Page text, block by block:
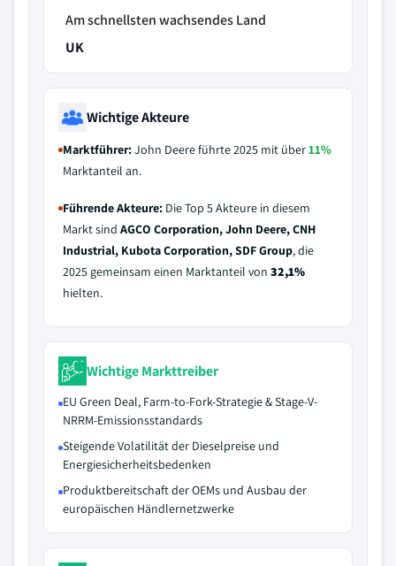
Am schnellsten wachsendes Land
UK
Wichtige Akteure
Marktführer:John Deere führte 2025 mit über11%
Marktanteil an.
Führende Akteure: Die Top 5 Akteure in diesem
Markt sind AGCO Corporation, John Deere, CNH
Industrial, Kubota Corporation, SDF Group, die
2025 gemeinsam einen Marktanteil von 32,1%
hielten.
Wichtige Markttreiber
EU Green Deal, Farm-to-Fork-Strategie & Stage-V-
NRRM-Emissionsstandards
Steigende Volatilität der Dieselpreise und
Energiesicherheitsbedenken
Produktbereitschaft der OEMs und Ausbau der
europäischen Händlernetzwerke